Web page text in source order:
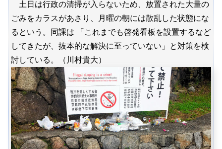
土日は行政の清掃が入らないため、放置された大量の
ごみをカラスがあさり、月曜の朝には散乱した状態にな
るという。同課は 「これまでも啓発看板を設置するなど
してきたが、抜本的な解決に至っていない」と対策を検
討している。（川村貴大）